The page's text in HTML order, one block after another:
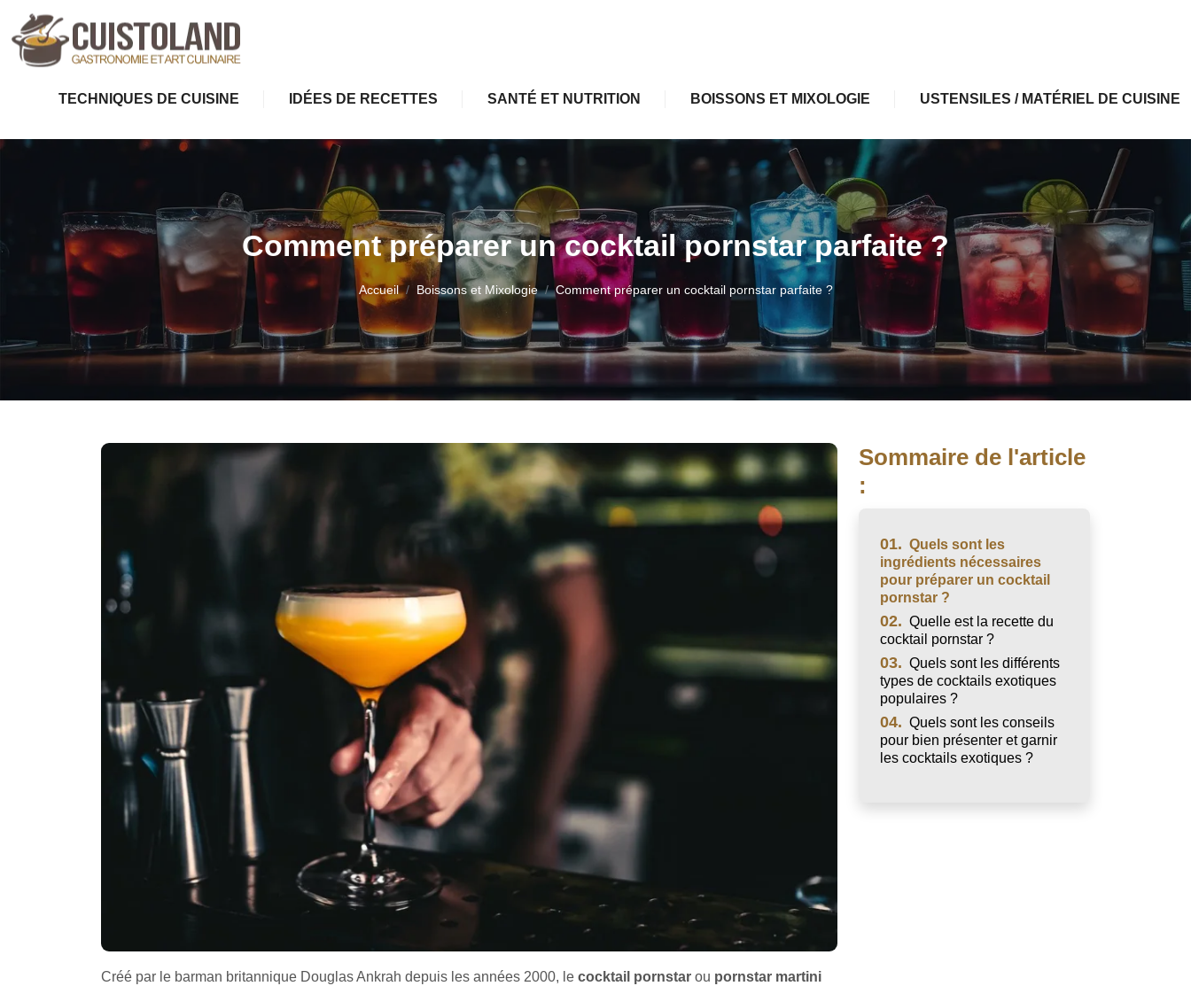
TECHNIQUES DE CUISINE IDÉES DE RECETTES SANTÉ ET NUTRITION BOISSONS ET MIXOLOGIE USTENSILES / MATÉRIEL DE CUISINE
Comment préparer un cocktail pornstar parfaite ?
Accueil Boissons et Mixologie Comment préparer un cocktail pornstar parfaite ?
Créé par le barman britannique Douglas Ankrah depuis les années 2000, le cocktail pornstar ou pornstar martini
Sommaire de l'article
:
01. Quels sont les
ingrédients nécessaires
pour préparer un cocktail
pornstar ?
02. Quelle est la recette du
cocktail pornstar ?
03. Quels sont les différents
types de cocktails exotiques
populaires ?
04. Quels sont les conseils
pour bien présenter et garnir
les cocktails exotiques ?